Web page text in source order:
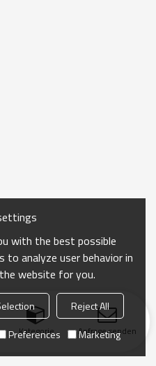
Kategorie Anfrage senden
with the best possible
to analyze user behavior in
website for you.
Reject All
Preferences Marketing